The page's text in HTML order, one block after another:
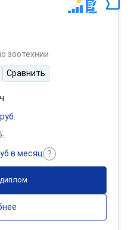
зоотехнии
Сравнить
в месяц